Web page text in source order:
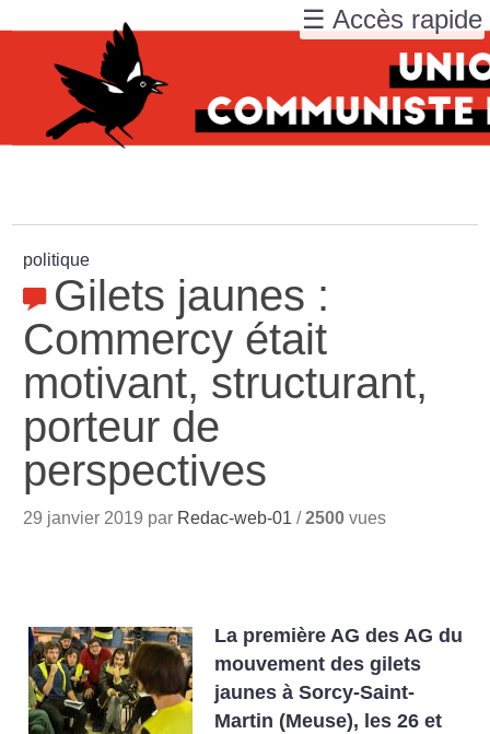
politique
Gilets jaunes :
Commercy était
motivant, structurant,
porteur de
perspectives
29 janvier 2019 par Redac-web-01 /2500 vues
La première AG des AG du
mouvement des gilets
jaunes à Sorcy-Saint-
Martin (Meuse), les 26 et
☰ Accès rapide